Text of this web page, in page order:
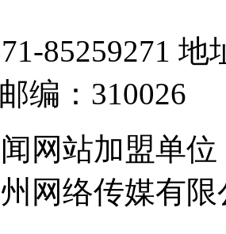
85259271
编：310026
网站加盟单
网络传媒有限